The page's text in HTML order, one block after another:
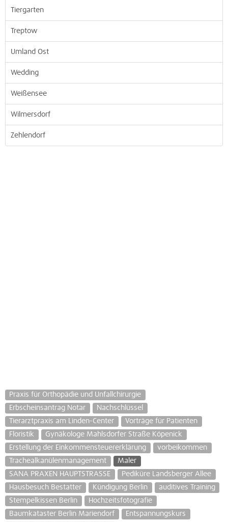
Tiergarten
Treptow
Umland Ost
Wedding
Weißensee
Wilmersdorf
Zehlendorf
Praxis für Orthopädie und Unfallchirurgie
Erbscheinsantrag Notar
Nachschlüssel
Tierarztpraxis am Linden-Center
Vorträge für Patienten
Floristik
Gynäkologe Mahlsdorfer Straße Köpenick
Erstellung der Einkommensteuererklärung
vorbeikommen
Trachealkanülenmanagement
Maler
SANA PRAXEN HAUPTSTRASSE
Pediküre Landsberger Allee
Hausbesuch Bestatter
Kündigung Berlin
auditives Training
Stempelkissen Berlin
Hochzeitsfotografie
Baumkataster Berlin Mariendorf
Entspannungskurs